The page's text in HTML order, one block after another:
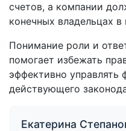
счетов, а компании
конечных владельцах
Понимание роли и
помогает избежать
эффективно управлять
действующего
Екатерина